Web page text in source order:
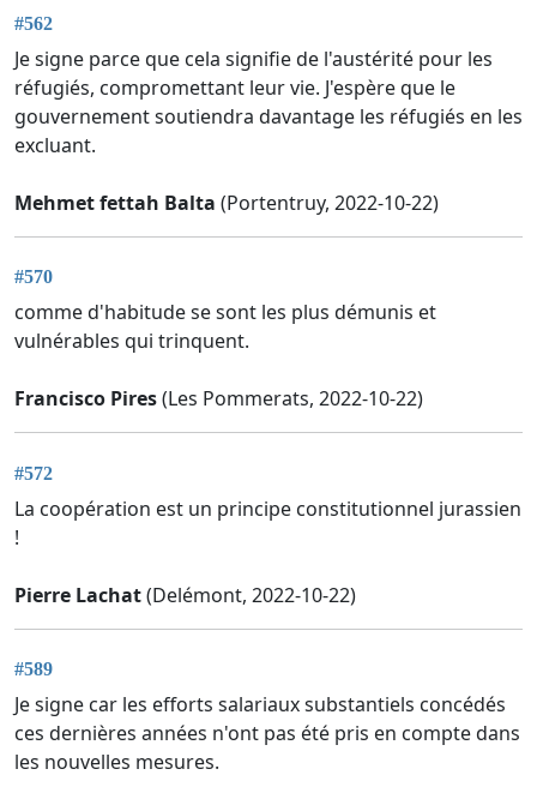
#562
Je signe parce que cela signifie de l'austérité pour les
réfugiés, compromettant leur vie. J'espère que le
gouvernement soutiendra davantage les réfugiés en les
excluant.
Mehmet fettah Balta (Portentruy, 2022-10-22)
#570
comme d'habitude se sont les plus démunis et
vulnérables qui trinquent.
Francisco Pires(Les Pommerats, 2022-10-22)
#572
La coopération est un principe constitutionnel jurassien
!
Pierre Lachat(Delémont, 2022-10-22)
#589
Je signe car les efforts salariaux substantiels concédés
ces dernières années n'ont pas été pris en compte dans
les nouvelles mesures.